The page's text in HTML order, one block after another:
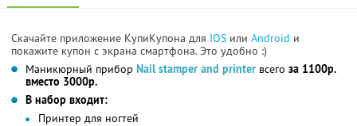
Скачайте приложение КупиКупона для IOS или Android и
покажите купон с экрана смартфона. Это удобно :)
Маникюрный прибор Nail stamper and printer всего за 1100р.
вместо 3000р.
В набор входит:
Принтер для ногтей